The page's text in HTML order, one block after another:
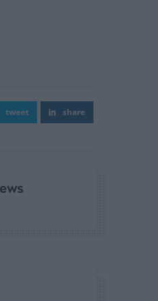
tweet share